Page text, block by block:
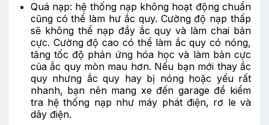
Quá nạp: hệ thống nạp không hoạt động chuẩn
cũng có thể làm hư ắc quy. Cường độ nạp thấp
sẽ không thể nạp đầy ắc quy và làm chai bản
cực. Cường độ cao có thể làm ắc quy có nóng,
tăng tốc độ phản ứng hóa học và làm bản cực
của ắc quy mòn mau hơn. Nếu bạn mới thay ắc
quy nhưng ắc quy hay bị nóng hoặc yếu rất
nhanh, bạn nên mang xe đến garage để kiểm
tra hệ thống nạp như máy phát điện, rơ le và
dây điện.